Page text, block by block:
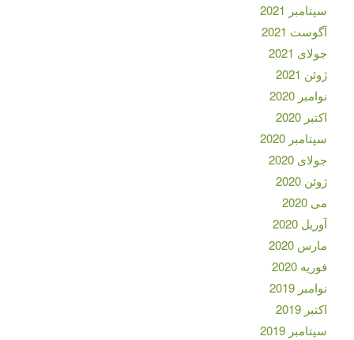
سپتامبر 2021
آگوست 2021
جولای 2021
ژوئن 2021
نوامبر 2020
اکتبر 2020
سپتامبر 2020
جولای 2020
ژوئن 2020
می 2020
آوریل 2020
مارس 2020
فوریه 2020
نوامبر 2019
اکتبر 2019
سپتامبر 2019